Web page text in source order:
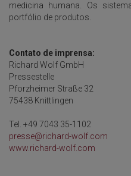
medicina humana. Os
portfólio de produtos.
Contato de imprensa:
Richard Wolf GmbH
Pressestelle
Pforzheimer Straße 32
75438 Knittlingen
Tel. +49 7043 35-1102
presse@richard-wolf.com
www.richard-wolf.com